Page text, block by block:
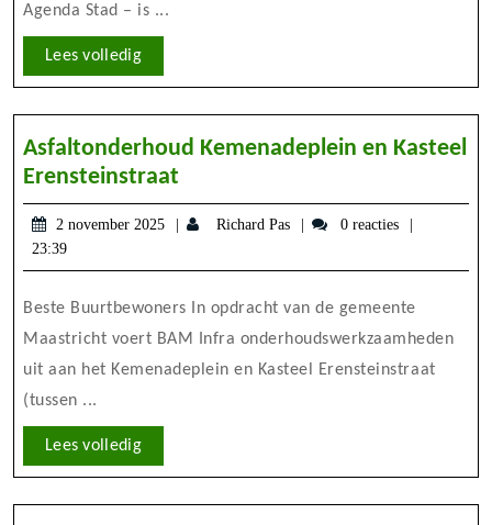
Agenda Stad – is ...
Lees volledigLees
volledig
Asfaltonderhoud Kemenadeplein en Kasteel
Erensteinstraat
Kemenadeplein
en
2 november 2025
2
2025
Richard Pas
Richard0 reacties
23:39
Beste Buurtbewoners In opdracht van de gemeente
Maastricht voert BAM Infra onderhoudswerkzaamheden
uit aan het Kemenadeplein en Kasteel Erensteinstraat
(tussen ...
Lees volledigLees
volledig